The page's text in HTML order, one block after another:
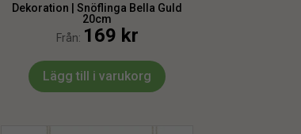
Dekoration | Snöflinga Bella Guld
20cm
Från: 169 kr
Lägg till i varukorg